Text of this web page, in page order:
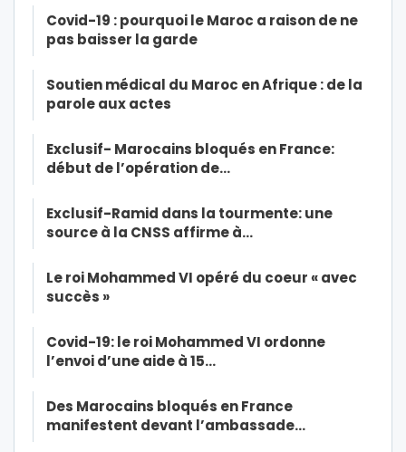
Covid-19 : pourquoi le Maroc a raison de ne
pas baisser la garde
Soutien médical du Maroc en Afrique : de la
parole aux actes
Exclusif- Marocains bloqués en France:
début de l’opération de…
Exclusif-Ramid dans la tourmente: une
source à la CNSS affirme à…
Le roi Mohammed VI opéré du coeur « avec
succès »
Covid-19: le roi Mohammed VI ordonne
l’envoi d’une aide à 15…
Des Marocains bloqués en France
manifestent devant l’ambassade…